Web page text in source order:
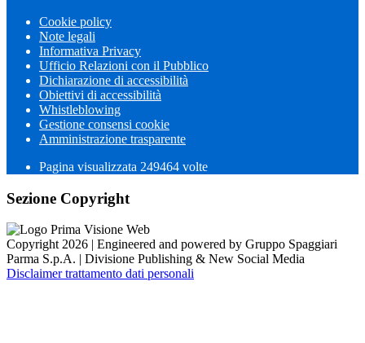
Cookie policy
Note legali
Informativa Privacy
Ufficio Relazioni con il Pubblico
Dichiarazione di accessibilità
Obiettivi di accessibilità
Whistleblowing
Gestione consensi cookie
Amministrazione trasparente
Pagina visualizzata 249464 volte
Sezione Copyright
Copyright 2026 | Engineered and powered by Gruppo Spaggiari
Parma S.p.A. | Divisione Publishing & New Social Media
Disclaimer trattamento dati personali